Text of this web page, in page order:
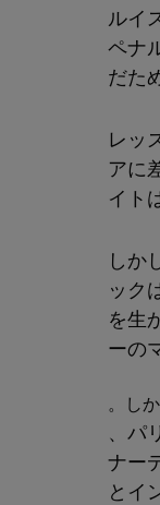
ルイ
ペナ
だた
レッ
アに
イト
しか
ック
を生
ーの
。し
、パ
ナー
とイ